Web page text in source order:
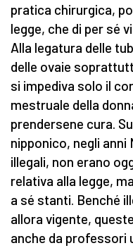
pratica chirurgica,
legge, che di per sé
Alla legatura delle
delle ovaie
si impediva solo il
mestruale della
prendersene cura.
nipponico, negli
illegali, non erano
relativa alla legge,
a sé stanti. Benché
allora vigente,
anche da professori